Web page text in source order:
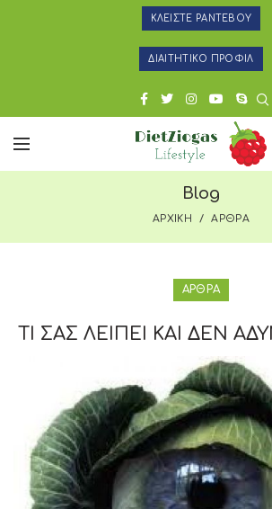
ΚΛΕΙΣΤΕ ΡΑΝΤΕΒΟΥ
ΔΙΑΙΤΗΤΙΚΟ ΠΡΟΦΙΛ
Blog
ΑΡΧΙΚΗ ΑΡΘΡΑ
ΑΡΘΡΑ
ΤΙ ΣΑΣ ΛΕΙΠΕΙ ΚΑΙ ΔΕΝ